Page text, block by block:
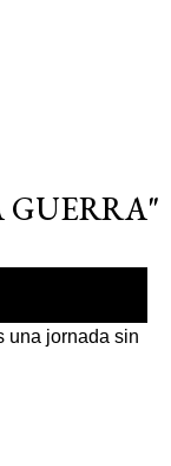
GUERRA"